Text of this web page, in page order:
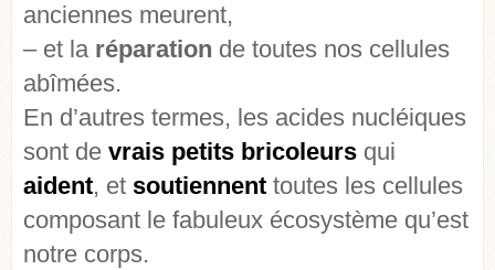
anciennes meurent,
– et la réparation de toutes nos cellules
abîmées.
En d’autres termes, les acides nucléiques
sont de vrais petits bricoleurs qui
aident, et soutiennent toutes les cellules
composant le fabuleux écosystème qu’est
notre corps.